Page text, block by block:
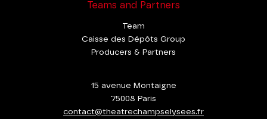
Teams and Partners
Team
Caisse des Dépôts Group
Producers & Partners
15 avenue Montaigne
75008 Paris
contact@theatrechampselysees.fr